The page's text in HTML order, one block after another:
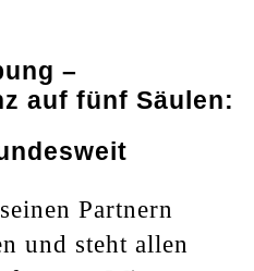
–
auf fünf Säulen:
Partnern
und steht allen